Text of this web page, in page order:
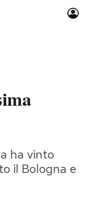
ha vinto
il Bologna e